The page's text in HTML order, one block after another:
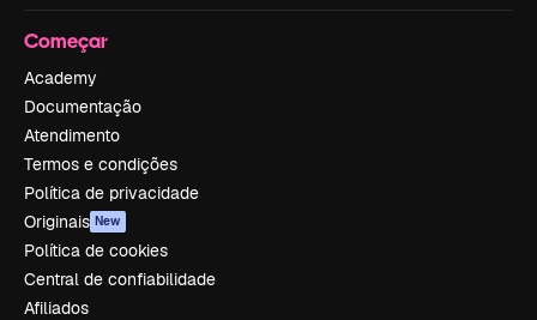
Começar
Academy
Documentação
Atendimento
Termos e condições
Política de privacidade
Originais New
Política de cookies
Central de confiabilidade
Afiliados